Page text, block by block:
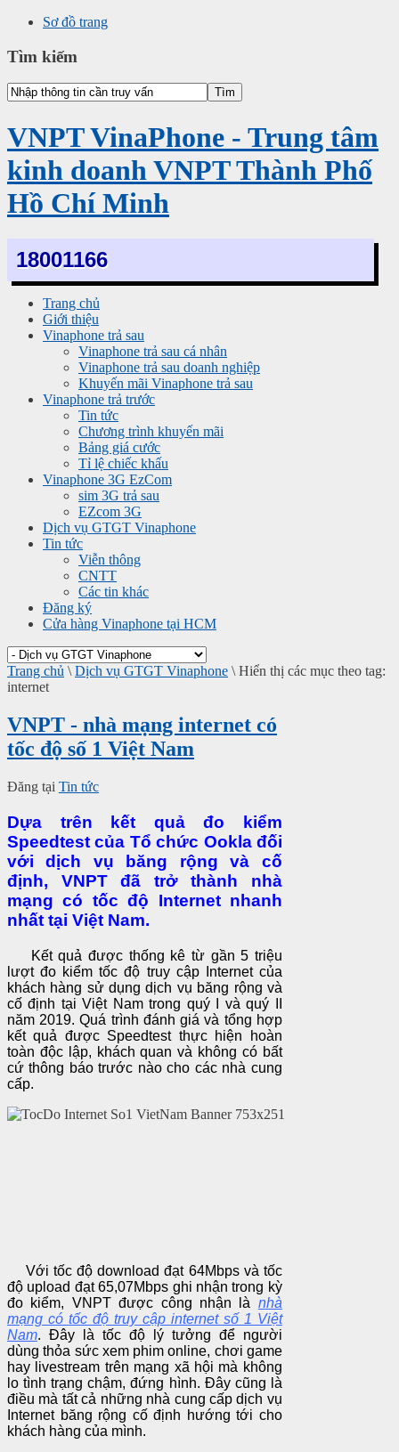
Sơ đồ trang
Tìm kiếm
VNPT VinaPhone - Trung tâm
kinh doanh VNPT Thành Phố
Hồ Chí Minh
18001166
Trang chủ
Giới thiệu
Vinaphone trả sau
Vinaphone trả sau cá nhân
Vinaphone trả sau doanh nghiệp
Khuyến mãi Vinaphone trả sau
Vinaphone trả trước
Tin tức
Chương trình khuyến mãi
Bảng giá cước
Tỉ lệ chiếc khấu
Vinaphone 3G EzCom
sim 3G trả sau
EZcom 3G
Dịch vụ GTGT Vinaphone
Tin tức
Viễn thông
CNTT
Các tin khác
Đăng ký
Cửa hàng Vinaphone tại HCM
Trang chủ \ Dịch vụ GTGT Vinaphone \ Hiển thị các mục theo tag:
internet
VNPT - nhà mạng internet có
tốc độ số 1 Việt Nam
Đăng tại Tin tức
Dựa trên kết quả đo kiểm
Speedtest của Tổ chức Ookla đối
với dịch vụ băng rộng và cố
định, VNPT đã trở thành nhà
mạng có tốc độ Internet nhanh
nhất tại Việt Nam.
Kết quả được thống kê từ gần 5 triệu
lượt đo kiểm tốc độ truy cập Internet của
khách hàng sử dụng dịch vụ băng rộng và
cố định tại Việt Nam trong quý I và quý II
năm 2019. Quá trình đánh giá và tổng hợp
kết quả được Speedtest thực hiện hoàn
toàn độc lập, khách quan và không có bất
cứ thông báo trước nào cho các nhà cung
cấp.
Với tốc độ download đạt 64Mbps và tốc
độ upload đạt 65,07Mbps ghi nhận trong kỳ
đo kiểm, VNPT được công nhận là nhà
mạng có tốc độ truy cập internet số 1 Việt
Nam. Đây là tốc độ lý tưởng để người
dùng thỏa sức xem phim online, chơi game
hay livestream trên mạng xã hội mà không
lo tình trạng chậm, đứng hình. Đây cũng là
điều mà tất cả những nhà cung cấp dịch vụ
Internet băng rộng cố định hướng tới cho
khách hàng của mình.